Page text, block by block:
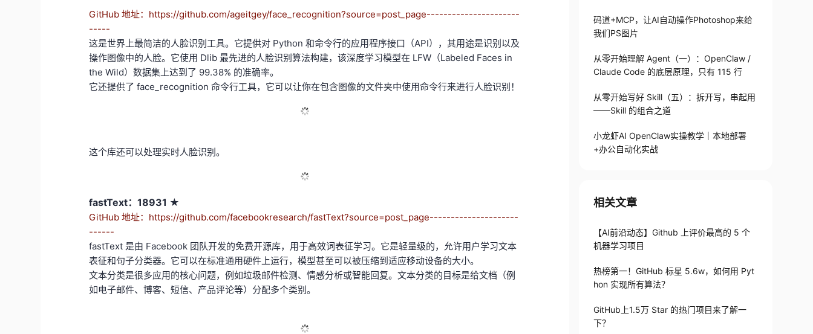
GitHub 地址：https://github.com/ageitgey/face_recognition?source=post_page----------------------
-----
这是世界上最简洁的人脸识别工具。它提供对 Python 和命令行的应用程序接口（API），其用途是识别以及
操作图像中的人脸。它使用 Dlib 最先进的人脸识别算法构建，该深度学习模型在 LFW（Labeled Faces in
the Wild）数据集上达到了 99.38% 的准确率。
它还提供了 face_recognition 命令行工具，它可以让你在包含图像的文件夹中使用命令行来进行人脸识别！
这个库还可以处理实时人脸识别。
fastText：18931 ★
GitHub 地址：https://github.com/facebookresearch/fastText?source=post_page---------------------
------
fastText 是由 Facebook 团队开发的免费开源库，用于高效词表征学习。它是轻量级的，允许用户学习文本
表征和句子分类器。它可以在标准通用硬件上运行，模型甚至可以被压缩到适应移动设备的大小。
文本分类是很多应用的核心问题，例如垃圾邮件检测、情感分析或智能回复。文本分类的目标是给文档（例
如电子邮件、博客、短信、产品评论等）分配多个类别。
码道+MCP，让AI自动操作Photoshop来给
我们PS图片
从零开始理解 Agent（一）：OpenClaw /
Claude Code 的底层原理，只有 115 行
从零开始写好 Skill（五）：拆开写，串起用
——Skill 的组合之道
小龙虾AI OpenClaw实操教学｜本地部署
+办公自动化实战
相关文章
【AI前沿动态】Github 上评价最高的 5 个
机器学习项目
热榜第一！GitHub 标星 5.6w，如何用 Pyt
hon 实现所有算法？
GitHub上1.5万 Star 的热门项目来了解一
下？